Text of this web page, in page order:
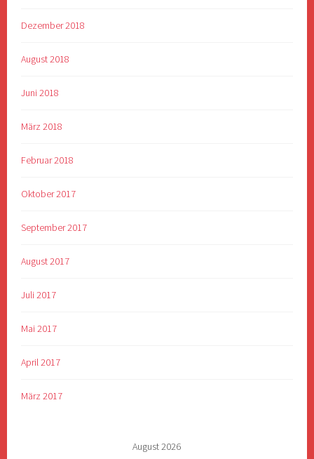
Dezember 2018
August 2018
Juni 2018
März 2018
Februar 2018
Oktober 2017
September 2017
August 2017
Juli 2017
Mai 2017
April 2017
März 2017
August 2026